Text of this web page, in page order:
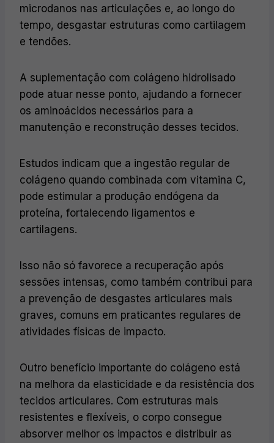
microdanos nas articulações e, ao longo do
tempo, desgastar estruturas como cartilagem
e tendões.
A suplementação com colágeno hidrolisado
pode atuar nesse ponto, ajudando a fornecer
os aminoácidos necessários para a
manutenção e reconstrução desses tecidos.
Estudos indicam que a ingestão regular de
colágeno quando combinada com vitamina C,
pode estimular a produção endógena da
proteína, fortalecendo ligamentos e
cartilagens.
Isso não só favorece a recuperação após
sessões intensas, como também contribui para
a prevenção de desgastes articulares mais
graves, comuns em praticantes regulares de
atividades físicas de impacto.
Outro benefício importante do colágeno está
na melhora da elasticidade e da resistência dos
tecidos articulares. Com estruturas mais
resistentes e flexíveis, o corpo consegue
absorver melhor os impactos e distribuir as